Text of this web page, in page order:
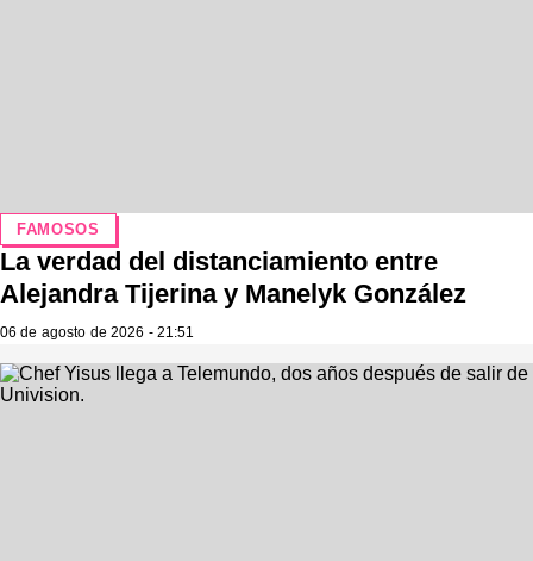
FAMOSOS
La verdad del distanciamiento entre
Alejandra Tijerina y Manelyk González
06 de agosto de 2026 - 21:51